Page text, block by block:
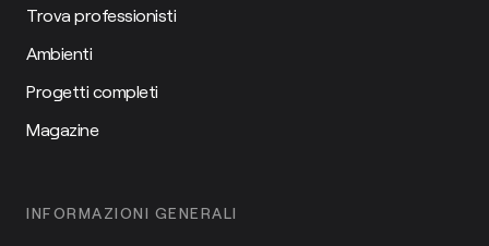
Trova professionisti
Ambienti
Progetti completi
Magazine
INFORMAZIONI GENERALI